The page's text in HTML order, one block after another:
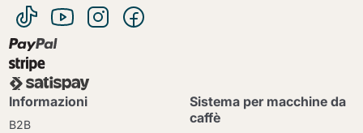
Informazioni
B2B
Sistema per macchine da
caffè